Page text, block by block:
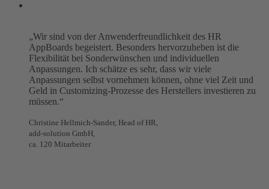
„Wir sind von der Anwenderfreundlichkeit des HR
AppBoards begeistert. Besonders hervorzuheben ist die
Flexibilität bei Sonderwünschen und individuellen
Anpassungen. Ich schätze es sehr, dass wir viele
Anpassungen selbst vornehmen können, ohne viel Zeit und
Geld in Customizing-Prozesse des Herstellers investieren zu
müssen.“
Christine Hellmich-Sander, Head of HR,
add-solution GmbH,
ca. 120 Mitarbeiter